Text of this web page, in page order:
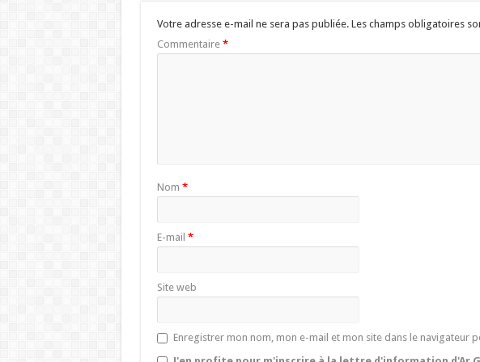
Votre adresse e-mail ne sera pas publiée. Les champs obligatoires
Commentaire *
Nom *
E-mail *
Site web
Enregistrer mon nom, mon e-mail et mon site dans le navigateur